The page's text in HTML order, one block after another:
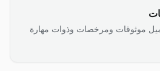
موثوقات ومرخصات وذوات مهارة